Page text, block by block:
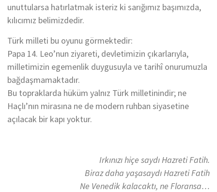
unuttularsa hatırlatmak isteriz ki sarığımız başımızda,
kılıcımız belimizdedir.
Türk milleti bu oyunu görmektedir:
Papa 14. Leo’nun ziyareti, devletimizin çıkarlarıyla,
milletimizin egemenlik duygusuyla ve tarihî onurumuzla
bağdaşmamaktadır.
Bu topraklarda hüküm yalnız Türk milletinindir; ne
Haçlı’nın mirasına ne de modern ruhban siyasetine
açılacak bir kapı yoktur.
Irkınızı hiçe saydı Hazreti Fatih.
Biraz daha yaşasaydı Hazreti Fatih
Ne Venedik kalacaktı, ne Floransa…